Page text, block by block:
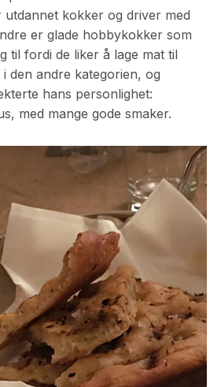
kokker og driver med
er glade hobbykokker som
til fordi de liker å lage mat til
den andre kategorien, og
hans personlighet:
med mange gode smaker.